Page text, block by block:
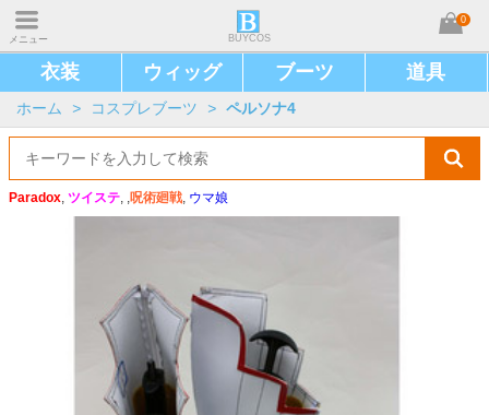
メニュー BUYCOS
0
衣装 ウィッグ ブーツ 道具
ホーム > コスプレブーツ > ペルソナ4
Paradox, ツイステ, ,呪術廻戦, ウマ娘